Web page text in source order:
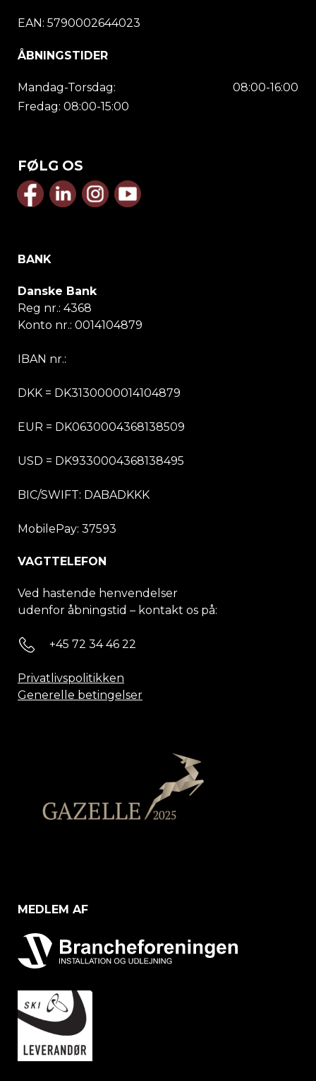
EAN: 5790002644023
ÅBNINGSTIDER
Mandag-Torsdag:
08:00-16:00
Fredag: 08:00-15:00
FØLG OS
BANK
Danske Bank
Reg nr.: 4368
Konto nr.: 0014104879
IBAN nr.:
DKK = DK3130000014104879
EUR = DK0630004368138509
USD = DK9330004368138495
BIC/SWIFT: DABADKKK
MobilePay: 37593
VAGTTELEFON
Ved hastende henvendelser
udenfor åbningstid – kontakt os på:
+45 72 34 46 22
Privatlivspolitikken
Generelle betingelser
MEDLEM AF